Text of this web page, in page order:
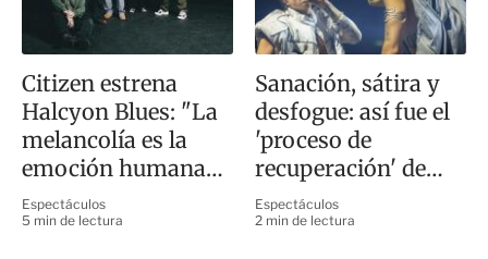
Citizen estrena
Halcyon Blues: "La
melancolía es la
emoción humana
más fuerte"
Espectáculos
5 min de lectura
Sanación, sátira y
desfogue: así fue el
'proceso de
recuperación' de
Ca7riel y Paco
Amoroso en CDMX
Espectáculos
2 min de lectura